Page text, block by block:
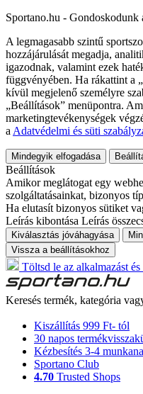
Sportano.hu - Gondoskodunk
A legmagasabb szintű
hozzájárulását megadja,
igazodnak, valamint ezek
függvényében. Ha rákattint a
kívül megjelenő személyre
„Beállítások” menüpontra.
marketingtevékenységek
a Adatvédelmi és süti
Mindegyik elfogadása
Beállítások
Amikor meglátogat egy
szolgáltatásainkat, bizonyos
Ha elutasít bizonyos sütiket
Leírás kibontása Leírás
Kiválasztás jóváhagyása
Vissza a beállításokhoz
Töltsd le az alkalmazást
Keresés termék, kategória
Kiszállítás 999 Ft- tól
30 napos
Kézbesítés 3-4
Sportano Club
4.70 Trusted Shops